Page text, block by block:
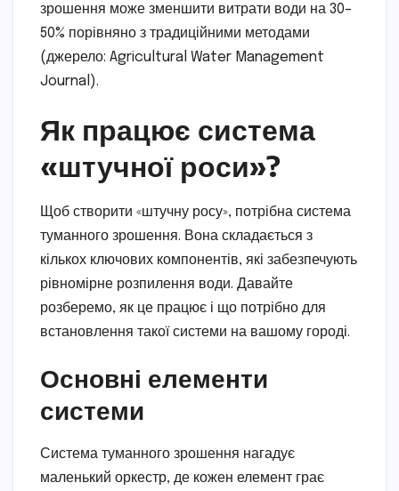
зрошення може зменшити витрати води на 30–
50% порівняно з традиційними методами
(джерело: Agricultural Water Management
Journal).
Як працює система
«штучної роси»?
Щоб створити «штучну росу», потрібна система
туманного зрошення. Вона складається з
кількох ключових компонентів, які забезпечують
рівномірне розпилення води. Давайте
розберемо, як це працює і що потрібно для
встановлення такої системи на вашому городі.
Основні елементи
системи
Система туманного зрошення нагадує
маленький оркестр, де кожен елемент грає